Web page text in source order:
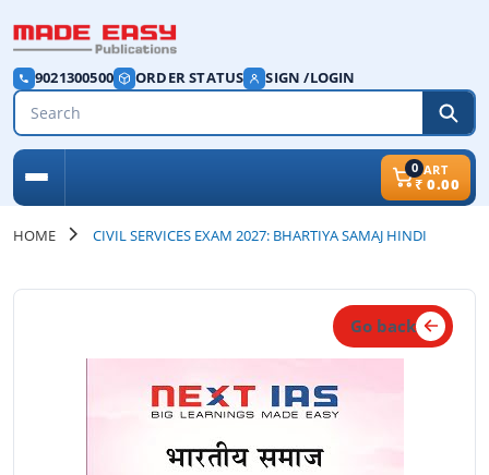
9021300500 ORDER STATUS SIGN /LOGIN
0CART
₹ 0.00
HOME CIVIL SERVICES EXAM 2027: BHARTIYA SAMAJ HINDI
Go back